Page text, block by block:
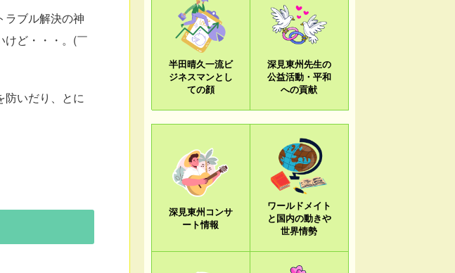
ラブル解決の神
けど・・・。(￣
防いだり、とに
半田晴久一流ビ
ジネスマンとし
ての顔
深見東州先生の
公益活動・平和
への貢献
深見東州コンサ
ート情報
ワールドメイト
と国内の動きや
世界情勢